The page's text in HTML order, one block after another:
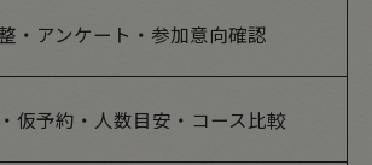
・アンケート・参加意向確認
仮予約・人数目安・コース比較